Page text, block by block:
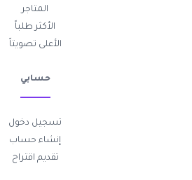
المتاجر
الأكثر طلباً
الأعلى تصويتاً
حسابي
تسجيل دخول
إنشاء حساب
تقديم اقتراح